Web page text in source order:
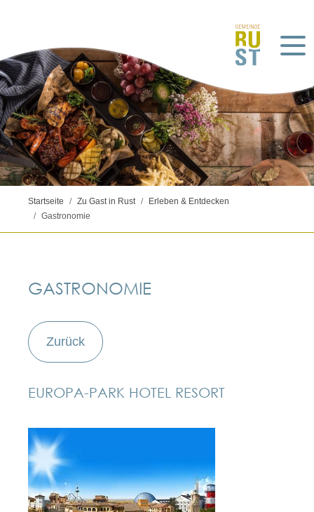
Startseite Zu Gast in Rust
Erleben & Entdecken
Gastronomie
GASTRONOMIE
Zurück
EUROPA-PARK HOTEL RESORT